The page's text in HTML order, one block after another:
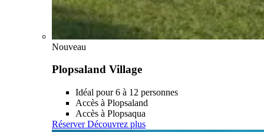
Nouveau
Plopsaland Village
Idéal pour 6 à 12 personnes
Accès à Plopsaland
Accès à Plopsaqua
Réserver Découvrez plus